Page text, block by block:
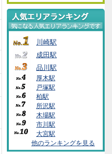
川崎駅
成田駅
品川駅
厚木駅
戸塚駅
柏駅
所沢駅
木場駅
市川駅
大宮駅
他のランキングを見る